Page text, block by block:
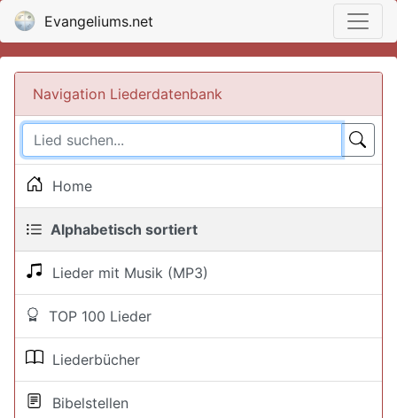
Evangeliums.net
Navigation Liederdatenbank
Home
Alphabetisch sortiert
Lieder mit Musik (MP3)
TOP 100 Lieder
Liederbücher
Bibelstellen